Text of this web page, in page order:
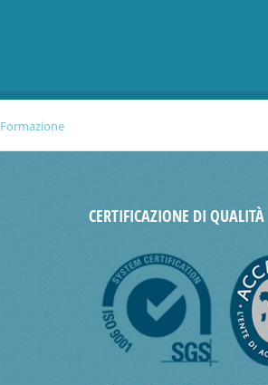
Formazione
CERTIFICAZIONE DI QUALITÀ